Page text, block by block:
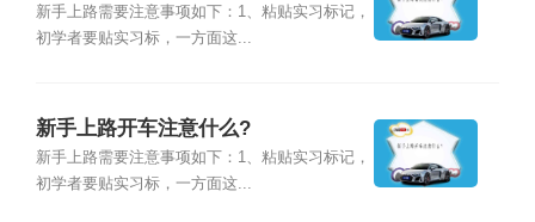
新手上路需要注意事项如下：1、粘贴实习标记，
初学者要贴实习标，一方面这...
新手上路开车注意什么?
新手上路需要注意事项如下：1、粘贴实习标记，
初学者要贴实习标，一方面这...